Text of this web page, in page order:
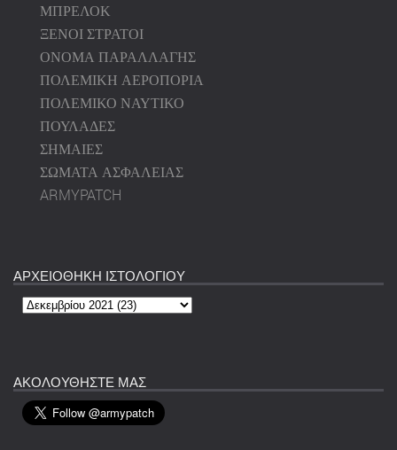
ΜΠΡΕΛΟΚ
ΞΕΝΟΙ ΣΤΡΑΤΟΙ
ΟΝΟΜΑ ΠΑΡΑΛΛΑΓΗΣ
ΠΟΛΕΜΙΚΗ ΑΕΡΟΠΟΡΙΑ
ΠΟΛΕΜΙΚΟ ΝΑΥΤΙΚΟ
ΠΟΥΛΑΔΕΣ
ΣΗΜΑΙΕΣ
ΣΩΜΑΤΑ ΑΣΦΑΛΕΙΑΣ
ARMYPATCH
ΑΡΧΕΙΟΘΗΚΗ ΙΣΤΟΛΟΓΙΟΥ
ΑΚΟΛΟΥΘΗΣΤΕ ΜΑΣ